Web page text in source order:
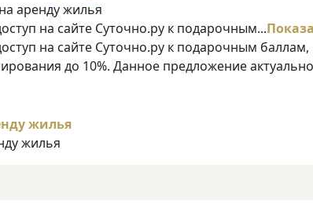
аренду жилья
на сайте Суточно.ру к подарочным...
на сайте Суточно.ру к подарочным баллам,
до 10%. Данное предложение
жилья